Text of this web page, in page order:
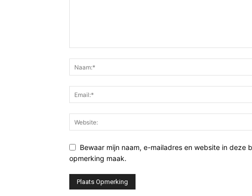
Bewaar mijn naam, e-mailadres en website in
opmerking maak.